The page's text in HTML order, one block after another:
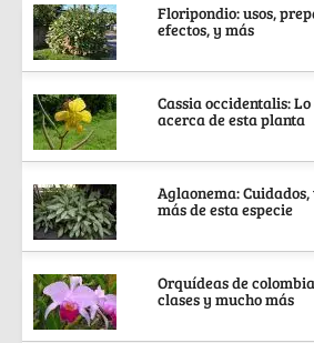
Floripondio: usos,
efectos, y más
Cassia occidentalis:
acerca de esta planta
Aglaonema:
más de esta especie
Orquídeas de
clases y mucho más